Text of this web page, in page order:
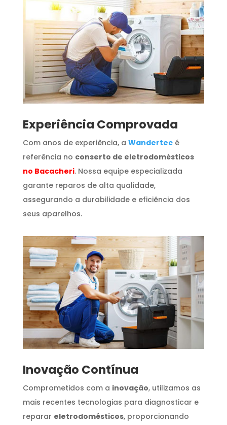
​Experiência Comprovada
Com anos de experiência, a Wandertecé
referência no conserto de eletrodomésticos
no Bacacheri. Nossa equipe especializada
garante reparos de alta qualidade,
assegurando a durabilidade e eficiência dos
seus aparelhos.
Inovação Contínua
Comprometidos com a inovação, utilizamos as
mais recentes tecnologias para diagnosticar e
reparar eletrodomésticos, proporcionando